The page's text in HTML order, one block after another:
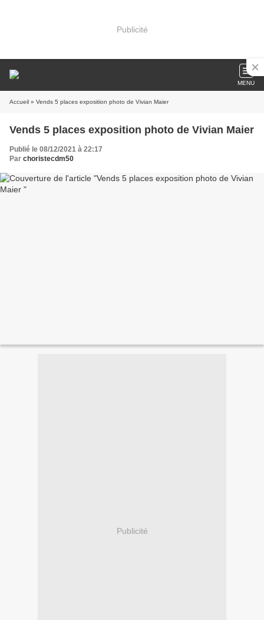
Publicité
MENU
Accueil » Vends 5 places exposition photo de Vivian Maier
Vends 5 places exposition photo de Vivian Maier
Publié le 08/12/2021 à 22:17
Par choristecdm50
Publicité